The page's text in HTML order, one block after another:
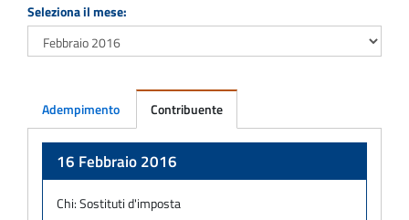
Seleziona il mese:
Adempimento Contribuente
16 Febbraio 2016
Chi:Sostituti d'imposta